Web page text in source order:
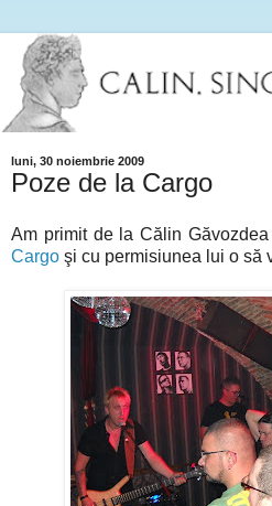
luni, 30 noiembrie 2009
Poze de la Cargo
Am primit de la Călin
Cargo şi cu permisiunea lui o să